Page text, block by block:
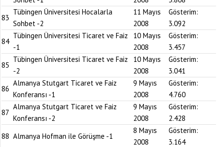
83
Tübingen Üniversitesi Hocalarla
Sohbet -2
11 Mayıs
2008
Gösterim:
3.092
84
Tübingen Üniversitesi Ticaret ve Faiz
-1
10 Mayıs
2008
Gösterim:
3.457
85
Tübingen Üniversitesi Ticaret ve Faiz
-2
10 Mayıs
2008
Gösterim:
3.041
86
Almanya Stutgart Ticaret ve Faiz
Konferansı -1
9 Mayıs
2008
Gösterim:
4.760
87
Almanya Stutgart Ticaret ve Faiz
Konferansı -2
9 Mayıs
2008
Gösterim:
2.428
88 Almanya Hofman ile Görüşme -1
8 Mayıs
2008
Gösterim:
3.164